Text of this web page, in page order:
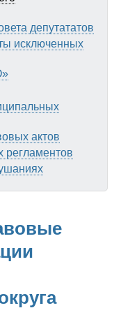
депутататов
исключенных
актов
регламентов